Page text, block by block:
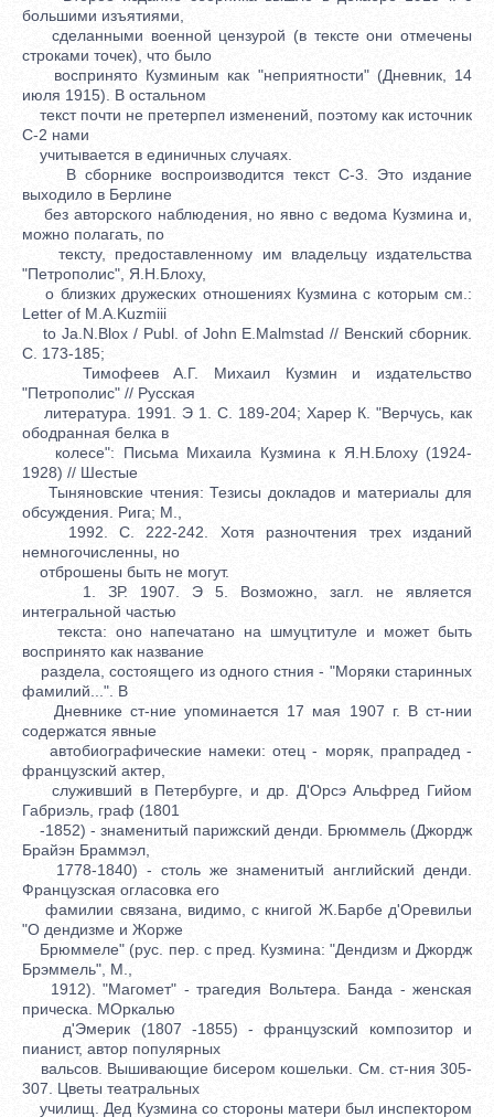
большими изъятиями,
сделанными военной цензурой (в тексте они отмечены
строками точек), что было
воспринято Кузминым как "неприятности" (Дневник, 14
июля 1915). В остальном
текст почти не претерпел изменений, поэтому как источник
С-2 нами
учитывается в единичных случаях.
В сборнике воспроизводится текст С-3. Это издание
выходило в Берлине
без авторского наблюдения, но явно с ведома Кузмина и,
можно полагать, по
тексту, предоставленному им владельцу издательства
"Петрополис", Я.Н.Блоху,
о близких дружеских отношениях Кузмина с которым см.:
Letter of M.A.Kuzmiii
to Ja.N.Blox / Publ. of John E.Malmstad // Венский сборник.
С. 173-185;
Тимофеев А.Г. Михаил Кузмин и издательство
"Петрополис" // Русская
литература. 1991. Э 1. С. 189-204; Харер К. "Верчусь, как
ободранная белка в
колесе": Письма Михаила Кузмина к Я.Н.Блоху (1924-
1928) // Шестые
Тыняновские чтения: Тезисы докладов и материалы для
обсуждения. Рига; М.,
1992. С. 222-242. Хотя разночтения трех изданий
немногочисленны, но
отброшены быть не могут.
1. ЗР. 1907. Э 5. Возможно, загл. не является
интегральной частью
текста: оно напечатано на шмуцтитуле и может быть
воспринято как название
раздела, состоящего из одного стния - "Моряки старинных
фамилий...". В
Дневнике ст-ние упоминается 17 мая 1907 г. В ст-нии
содержатся явные
автобиографические намеки: отец - моряк, прапрадед -
французский актер,
служивший в Петербурге, и др. Д'Орсэ Альфред Гийом
Габриэль, граф (1801
-1852) - знаменитый парижский денди. Брюммель (Джордж
Брайэн Браммэл,
1778-1840) - столь же знаменитый английский денди.
Французская огласовка его
фамилии связана, видимо, с книгой Ж.Барбе д'Оревильи
"О дендизме и Жорже
Брюммеле" (рус. пер. с пред. Кузмина: "Дендизм и Джордж
Брэммель", М.,
1912). "Магомет" - трагедия Вольтера. Банда - женская
прическа. МОркалью
д'Эмерик (1807 -1855) - французский композитор и
пианист, автор популярных
вальсов. Вышивающие бисером кошельки. См. ст-ния 305-
307. Цветы театральных
училищ. Дед Кузмина со стороны матери был инспектором